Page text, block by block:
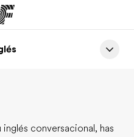
conversacional, has